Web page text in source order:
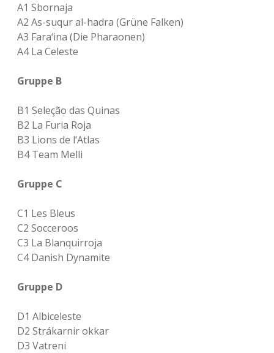
A1 Sbornaja
A2 As-suqur al-hadra (Grüne Falken)
A3 Fara‘ina (Die Pharaonen)
A4 La Celeste
Gruppe B
B1 Seleção das Quinas
B2 La Furia Roja
B3 Lions de l‘Atlas
B4 Team Melli
Gruppe C
C1 Les Bleus
C2 Socceroos
C3 La Blanquirroja
C4 Danish Dynamite
Gruppe D
D1 Albiceleste
D2 Strákarnir okkar
D3 Vatreni